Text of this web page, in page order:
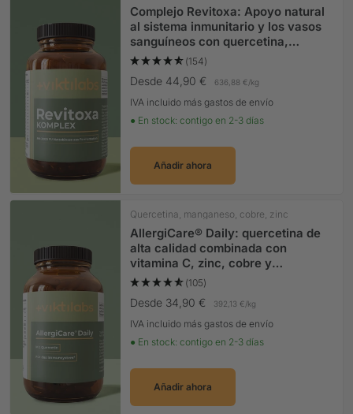
Complejo Revitoxa: Apoyo natural
al sistema inmunitario y los vasos
sanguíneos con quercetina,
vitamina C* y nattocinasa
(154)
Precio Oferta
Desde 44,90 € 636,88 €/kg
IVA incluido más gastos de envío
● En stock: contigo en 2-3 días
Añadir ahora
Quercetina, manganeso, cobre, zinc
AllergiCare® Daily: quercetina de
alta calidad combinada con
vitamina C, zinc, cobre y
manganeso(105)
Precio Oferta
Desde 34,90 € 392,13 €/kg
IVA incluido más gastos de envío
● En stock: contigo en 2-3 días
Añadir ahora